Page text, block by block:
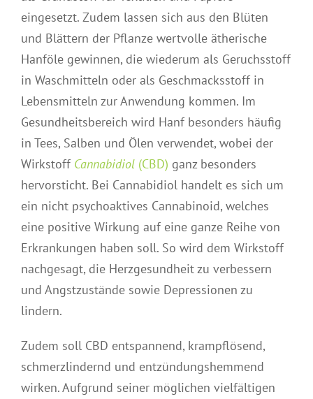
eingesetzt. Zudem lassen sich aus den Blüten
und Blättern der Pflanze wertvolle ätherische
Hanföle gewinnen, die wiederum als Geruchsstoff
in Waschmitteln oder als Geschmacksstoff in
Lebensmitteln zur Anwendung kommen. Im
Gesundheitsbereich wird Hanf besonders häufig
in Tees, Salben und Ölen verwendet, wobei der
Wirkstoff Cannabidiol (CBD) ganz besonders
hervorsticht. Bei Cannabidiol handelt es sich um
ein nicht psychoaktives Cannabinoid, welches
eine positive Wirkung auf eine ganze Reihe von
Erkrankungen haben soll. So wird dem Wirkstoff
nachgesagt, die Herzgesundheit zu verbessern
und Angstzustände sowie Depressionen zu
lindern.
Zudem soll CBD entspannend, krampflösend,
schmerzlindernd und entzündungshemmend
wirken. Aufgrund seiner möglichen vielfältigen